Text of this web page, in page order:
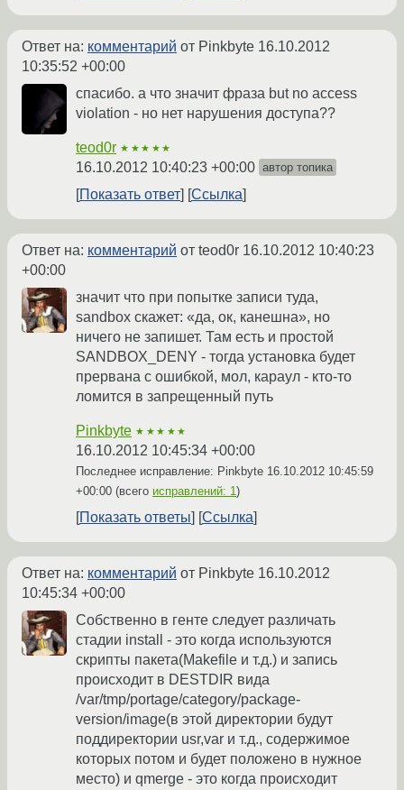
Ответ на: комментарий от Pinkbyte 16.10.2012
10:35:52 +00:00
спасибо. а что значит фраза but no access
violation - но нет нарушения доступа??
teod0r ★★★★★
16.10.2012 10:40:23 +00:00 автор топика
Показать ответ Ссылка
Ответ на: комментарий от teod0r 16.10.2012 10:40:23
+00:00
значит что при попытке записи туда,
sandbox скажет: «да, ок, канешна», но
ничего не запишет. Там есть и простой
SANDBOX_DENY - тогда установка будет
прервана с ошибкой, мол, караул - кто-то
ломится в запрещенный путь
Pinkbyte ★★★★★
16.10.2012 10:45:34 +00:00
Последнее исправление: Pinkbyte 16.10.2012 10:45:59
+00:00 (всего исправлений: 1)
Показать ответы Ссылка
Ответ на: комментарий от Pinkbyte 16.10.2012
10:45:34 +00:00
Собственно в генте следует различать
стадии install - это когда используются
скрипты пакета(Makefile и т.д.) и запись
происходит в DESTDIR вида
/var/tmp/portage/category/package-
version/image(в этой директории будут
поддиректории usr,var и т.д., содержимое
которых потом и будет положено в нужное
место) и qmerge - это когда происходит